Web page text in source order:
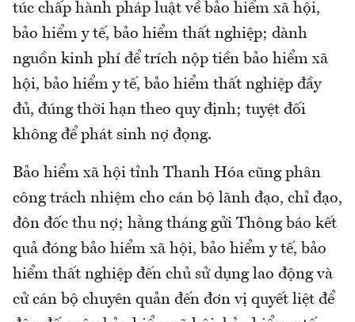
túc chấp hành pháp luật về bảo hiểm xã hội,
bảo hiểm y tế, bảo hiểm thất nghiệp; dành
nguồn kinh phí để trích nộp tiền bảo hiểm xã
hội, bảo hiểm y tế, bảo hiểm thất nghiệp đầy
đủ, đúng thời hạn theo quy định; tuyệt đối
không để phát sinh nợ đọng.
Bảo hiểm xã hội tỉnh Thanh Hóa cũng phân
công trách nhiệm cho cán bộ lãnh đạo, chỉ đạo,
đôn đốc thu nợ; hằng tháng gửi Thông báo kết
quả đóng bảo hiểm xã hội, bảo hiểm y tế, bảo
hiểm thất nghiệp đến chủ sử dụng lao động và
cử cán bộ chuyên quản đến đơn vị quyết liệt để